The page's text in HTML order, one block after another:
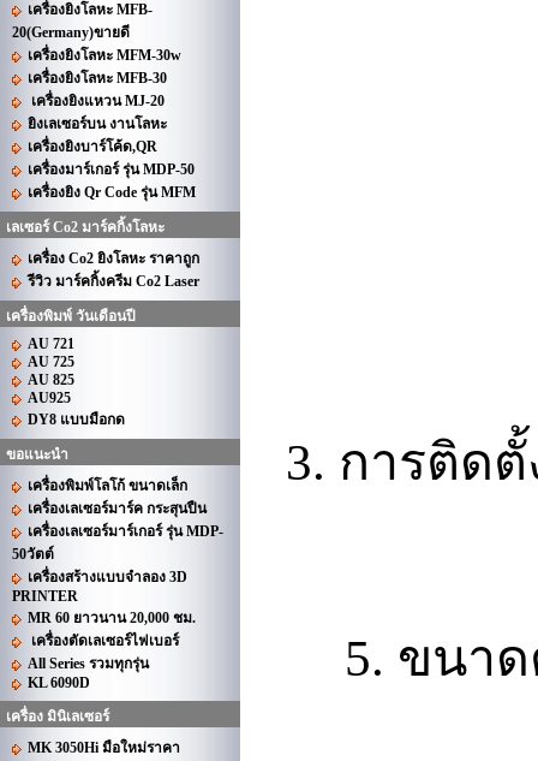
เครื่องยิงโลหะ MFB-
20(Germany)ขายดี
เครื่องยิงโลหะ MFM-30w
เครื่องยิงโลหะ MFB-30
เครื่องยิงแหวน MJ-20
ยิงเลเซอร์บน งานโลหะ
เครื่องยิงบาร์โค้ด,QR
เครื่องมาร์เกอร์ รุ่น MDP-50
เครื่องยิง Qr Code รุ่น MFM
เลเซอร์ Co2 มาร์คกิ้งโลหะ
เครื่อง Co2 ยิงโลหะ ราคาถูก
รีวิว มาร์คกิ้งครีม Co2 Laser
เครื่องพิมพ์ วันเดือนปี
AU 721
AU 725
AU 825
AU925
DY8 แบบมือกด
ขอแนะนำ
เครื่องพิมพ์โลโก้ ขนาดเล็ก
เครื่องเลเซอร์มาร์ค กระสุนปืน
เครื่องเลเซอร์มาร์เกอร์ รุ่น MDP-
50วัตต์
เครื่องสร้างแบบจำลอง 3D
PRINTER
MR 60 ยาวนาน 20,000 ชม.
เครื่องตัดเลเซอร์ไฟเบอร์
All Series รวมทุกรุ่น
KL 6090D
เครื่อง มินิเลเซอร์
MK 3050Hi มือใหม่ราคา
3. การติดตั้
5. ขนาด